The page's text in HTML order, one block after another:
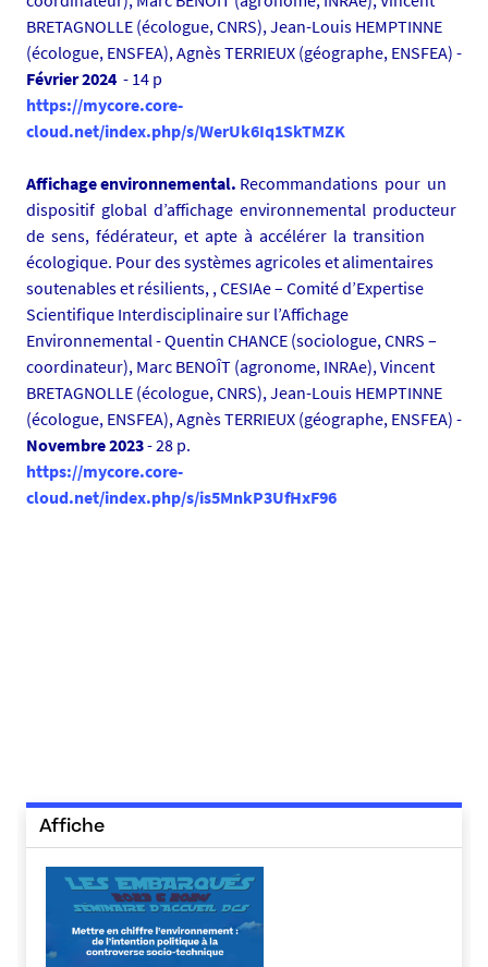
1
5
6
6
1
8
-
p
n
g
BRETAGNOLLE (écologue, CNRS), Jean-Louis HEMPTINNE
(écologue, ENSFEA), Agnès TERRIEUX (géographe, ENSFEA) -
Février 2024 - 14 p
https://mycore.core-
cloud.net/index.php/s/WerUk6Iq1SkTMZK
Affichage environnemental. Recommandations pour un
dispositif global d’affichage environnemental producteur
de sens, fédérateur, et apte à accélérer la transition
écologique. Pour des systèmes agricoles et alimentaires
soutenables et résilients, , CESIAe – Comité d’Expertise
Scientifique Interdisciplinaire sur l’Affichage
Environnemental - Quentin CHANCE (sociologue, CNRS –
coordinateur), Marc BENOÎT (agronome, INRAe), Vincent
BRETAGNOLLE (écologue, CNRS), Jean-Louis HEMPTINNE
(écologue, ENSFEA), Agnès TERRIEUX (géographe, ENSFEA) -
Novembre 2023- 28 p.
https://mycore.core-
cloud.net/index.php/s/is5MnkP3UfHxF96
Affiche